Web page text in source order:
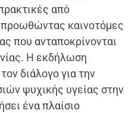
από
καινοτόμες
που ανταποκρίνονται
Η εκδήλωση
διάλογο για την
ψυχικής υγείας στην
ένα πλαίσιο